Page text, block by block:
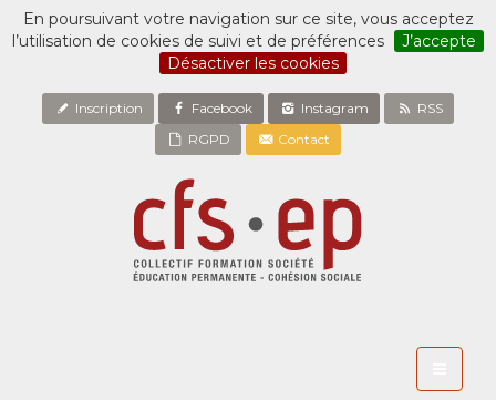
En poursuivant votre navigation sur ce site, vous acceptez
l’utilisation de cookies de suivi et de préférences
J’accepte
Désactiver les cookies
Inscription Facebook Instagram
RSS
RGPD
Contact